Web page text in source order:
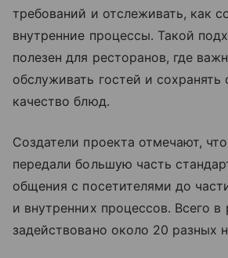
требований и отслеживать, как
внутренние процессы. Такой
полезен для ресторанов, где
обслуживать гостей и сохранять
качество блюд.
Создатели проекта отмечают,
передали большую часть
общения с посетителями до
и внутренних процессов. Всего в
задействовано около 20 разных